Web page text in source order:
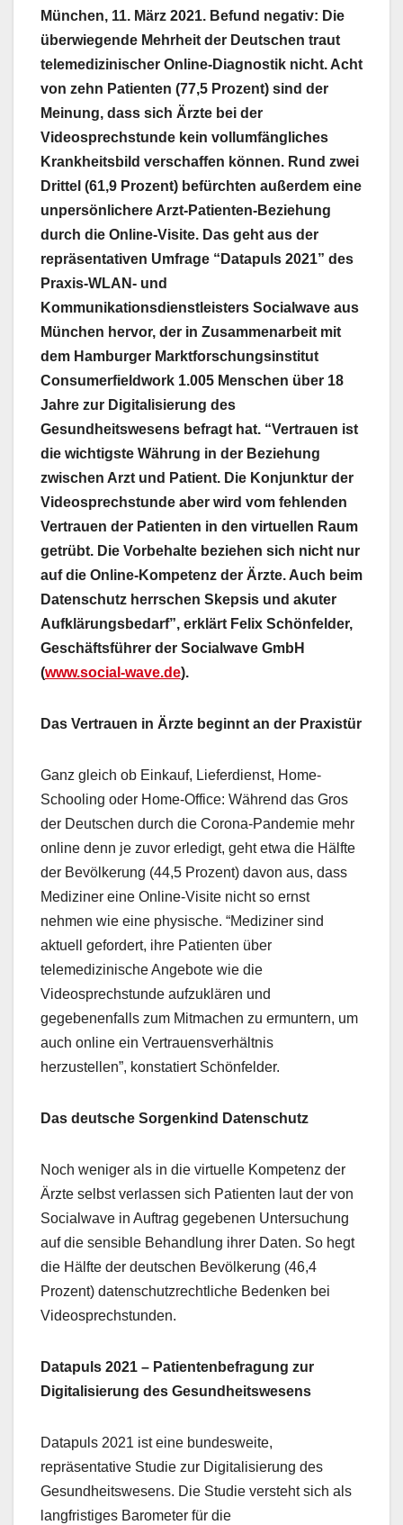
München, 11. März 2021. Befund negativ: Die
überwiegende Mehrheit der Deutschen traut
telemedizinischer Online-Diagnostik nicht. Acht
von zehn Patienten (77,5 Prozent) sind der
Meinung, dass sich Ärzte bei der
Videosprechstunde kein vollumfängliches
Krankheitsbild verschaffen können. Rund zwei
Drittel (61,9 Prozent) befürchten außerdem eine
unpersönlichere Arzt-Patienten-Beziehung
durch die Online-Visite. Das geht aus der
repräsentativen Umfrage “Datapuls 2021” des
Praxis-WLAN- und
Kommunikationsdienstleisters Socialwave aus
München hervor, der in Zusammenarbeit mit
dem Hamburger Marktforschungsinstitut
Consumerfieldwork 1.005 Menschen über 18
Jahre zur Digitalisierung des
Gesundheitswesens befragt hat. “Vertrauen ist
die wichtigste Währung in der Beziehung
zwischen Arzt und Patient. Die Konjunktur der
Videosprechstunde aber wird vom fehlenden
Vertrauen der Patienten in den virtuellen Raum
getrübt. Die Vorbehalte beziehen sich nicht nur
auf die Online-Kompetenz der Ärzte. Auch beim
Datenschutz herrschen Skepsis und akuter
Aufklärungsbedarf”, erklärt Felix Schönfelder,
Geschäftsführer der Socialwave GmbH
(www.social-wave.de).
Das Vertrauen in Ärzte beginnt an der Praxistür
Ganz gleich ob Einkauf, Lieferdienst, Home-
Schooling oder Home-Office: Während das Gros
der Deutschen durch die Corona-Pandemie mehr
online denn je zuvor erledigt, geht etwa die Hälfte
der Bevölkerung (44,5 Prozent) davon aus, dass
Mediziner eine Online-Visite nicht so ernst
nehmen wie eine physische. “Mediziner sind
aktuell gefordert, ihre Patienten über
telemedizinische Angebote wie die
Videosprechstunde aufzuklären und
gegebenenfalls zum Mitmachen zu ermuntern, um
auch online ein Vertrauensverhältnis
herzustellen”, konstatiert Schönfelder.
Das deutsche Sorgenkind Datenschutz
Noch weniger als in die virtuelle Kompetenz der
Ärzte selbst verlassen sich Patienten laut der von
Socialwave in Auftrag gegebenen Untersuchung
auf die sensible Behandlung ihrer Daten. So hegt
die Hälfte der deutschen Bevölkerung (46,4
Prozent) datenschutzrechtliche Bedenken bei
Videosprechstunden.
Datapuls 2021 – Patientenbefragung zur
Digitalisierung des Gesundheitswesens
Datapuls 2021 ist eine bundesweite,
repräsentative Studie zur Digitalisierung des
Gesundheitswesens. Die Studie versteht sich als
langfristiges Barometer für die